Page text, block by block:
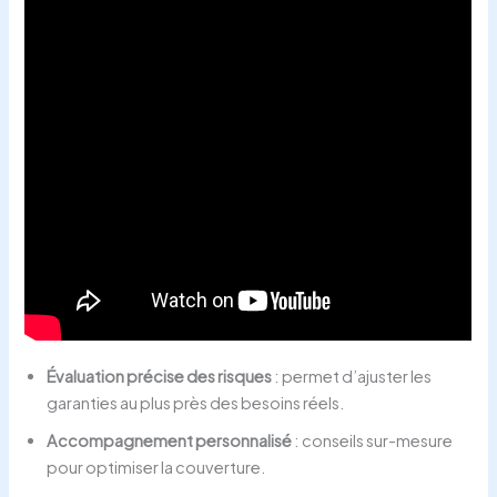
Évaluation précise des risques : permet d’ajuster les
garanties au plus près des besoins réels.
Accompagnement personnalisé : conseils sur-mesure
pour optimiser la couverture.